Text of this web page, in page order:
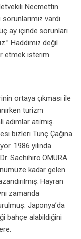
Necmettin
vardı
ay içinde sorunları
Haddimiz değil
etmek isterim.
ortaya çıkması ile
turizm
adımlar atılmış.
bizleri Tunç Çağına
1986 yılında
Sachihiro OMURA
kadar gelen
Hayran
zamanda
Japonya’da
bahçe alabildiğini